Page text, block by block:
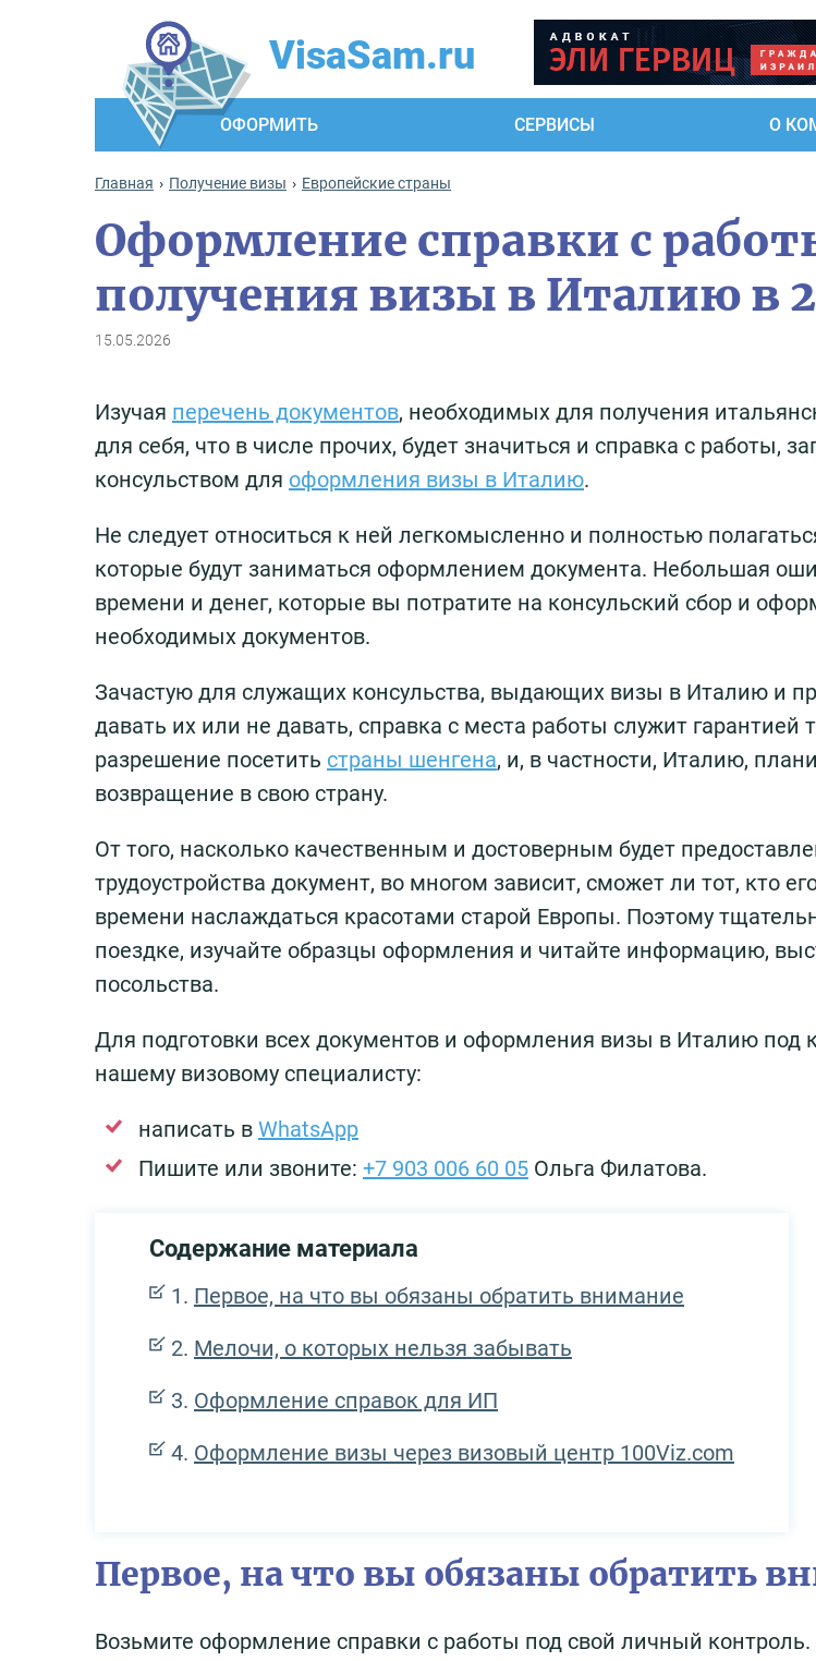
VisaSam.ru
ОФОРМИТЬ СЕРВИСЫ О
Главная Получение визы Европейские страны
Оформление справки с
получения визы в Италию в
15.05.2026
Изучая перечень документов, необходимых для получения
для себя, что в числе прочих, будет значиться и справка с работы,
консульством для оформления визы в Италию.
Не следует относиться к ней легкомысленно и полностью
которые будут заниматься оформлением документа. Небольшая
времени и денег, которые вы потратите на консульский сбор и
необходимых документов.
Зачастую для служащих консульства, выдающих визы в Италию и
давать их или не давать, справка с места работы служит гарантией
разрешение посетить страны шенгена, и, в частности, Италию,
возвращение в свою страну.
От того, насколько качественным и достоверным будет
трудоустройства документ, во многом зависит, сможет ли тот, кто
времени наслаждаться красотами старой Европы. Поэтому
поездке, изучайте образцы оформления и читайте информацию,
посольства.
Для подготовки всех документов и оформления визы в Италию под
нашему визовому специалисту:
написать в WhatsApp
Пишите или звоните: +7 903 006 60 05 Ольга Филатова.
Содержание материала
Первое, на что вы обязаны обратить внимание
Мелочи, о которых нельзя забывать
Оформление справок для ИП
Оформление визы через визовый центр 100Viz.com
Первое, на что вы обязаны обратить
Возьмите оформление справки с работы под свой личный